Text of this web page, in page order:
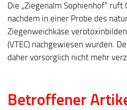
Die „Ziegenalm Sophienhof“ ruft
nachdem in einer Probe des
Ziegenweichkäse
(VTEC) nachgewiesen wurden.
daher vorsorglich nicht mehr
Betroffener